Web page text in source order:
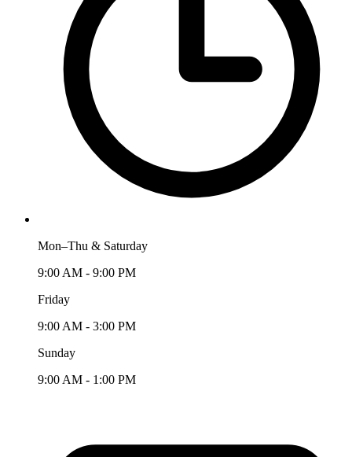
Mon–Thu & Saturday
9:00 AM - 9:00 PM
Friday
9:00 AM - 3:00 PM
Sunday
9:00 AM - 1:00 PM